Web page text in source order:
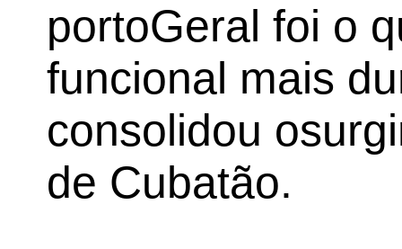
portoGeral foi o
funcional mais
consolidou
de Cubatão.